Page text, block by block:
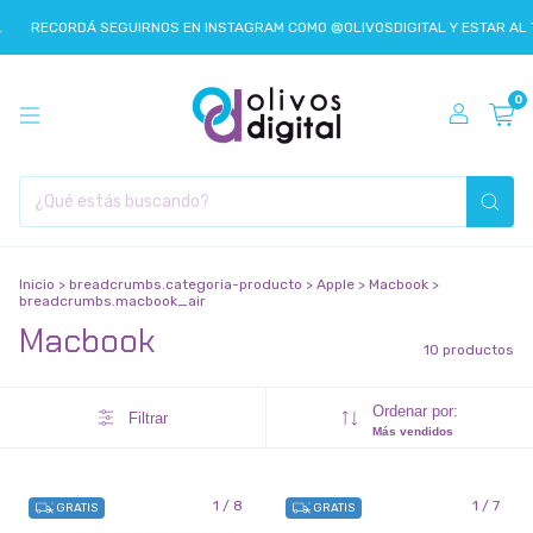
RECORDÁ SEGUIRNOS EN INSTAGRAM COMO @OLIVOSDIGITAL Y ESTAR AL
0
Inicio > breadcrumbs.categoria-producto > Apple > Macbook >
breadcrumbs.macbook_air
Macbook 10 productos
Filtrar Ordenar por:
Más vendidos
1 / 8
GRATIS 1 / 7
GRATIS